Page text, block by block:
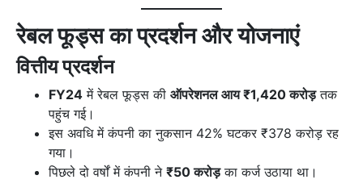
रेबल फूड्स का प्रदर्शन और योजनाएं
वित्तीय प्रदर्शन
FY24 में रेबल फूड्स की ऑपरेशनल आय ₹1,420 करोड़तक
पहुंच गई।
इस अवधि में कंपनी का नुकसान 42% घटकर ₹378 करोड़ रह
गया।
पिछले दो वर्षों में कंपनी ने ₹50 करोड़का कर्ज उठाया था।